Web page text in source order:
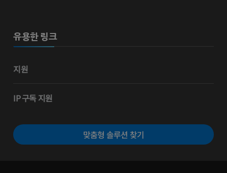
유용한 링크
지원
IP 구독 지원
맞춤형 솔루션 찾기